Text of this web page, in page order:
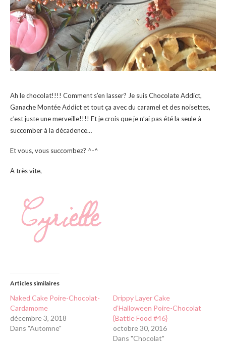
Ah le chocolat!!!! Comment s’en lasser? Je suis Chocolate Addict,
Ganache Montée Addict et tout ça avec du caramel et des noisettes,
c’est juste une merveille!!!! Et je crois que je n’ai pas été la seule à
succomber à la décadence…
Et vous, vous succombez? ^-^
A très vite,
Articles similaires
Naked Cake Poire-Chocolat-
Cardamome
décembre 3, 2018
Dans "Automne"
Drippy Layer Cake
d’Halloween Poire-Chocolat
{Battle Food #46}
octobre 30, 2016
Dans "Chocolat"